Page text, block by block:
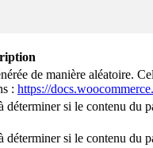
de manière aléatoire.
: https://
si le contenu du
si le contenu du